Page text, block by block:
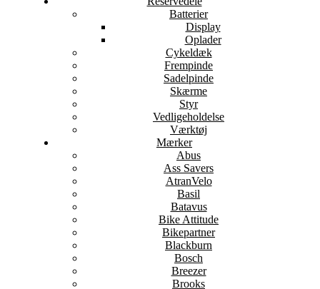
Batterier
Display
Oplader
Cykeldæk
Frempinde
Sadelpinde
Skærme
Styr
Vedligeholdelse
Værktøj
Mærker
Abus
Ass Savers
AtranVelo
Basil
Batavus
Bike Attitude
Bikepartner
Blackburn
Bosch
Breezer
Brooks